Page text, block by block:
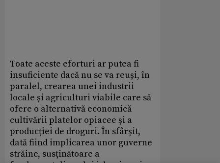
Toate aceste eforturi ar putea fi
insuficiente dacă nu se va reuși, în
paralel, crearea unei industrii
locale și agriculturi viabile care să
ofere o alternativă economică
cultivării platelor opiacee și a
producției de droguri. În sfârșit,
dată fiind implicarea unor guverne
străine, susținătoare a